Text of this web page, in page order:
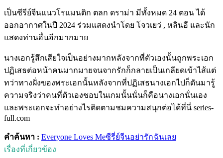
เป็นซีรีย์จีนแนวโรแมนติก ตลก ดราม่า มีทั้งหมด 24 ตอน ได้
ออกอากาศในปี 2024 ร่วมแสดงนำโดย โจวเยว่ , หลินอี และนัก
แสดงท่านอื่นอีกมากมาย
นางเอกรู้สึกเสียใจเป็นอย่างมากหลังจากที่ตัวเองนั้นถูกพระเอก
ปฏิเสธต่อหน้าคนมากมายจนจากรักก็กลายเป็นเกลียดเข้าไส้แต่
ทว่าทางฝั่งของพระเอกนั้นหลังจากที่ปฏิเสธนางเอกไปก็ดันมารู้
ความจริงว่าคนที่ตัวเองชอบในเกมนั้นนั่นก็คือนางเอกนั่นเอง
และพระเอกจะทำอย่างไรติดตามชมความสนุกต่อได้ที่นี่ series-
full.com
คำค้นหา : Everyone Loves Meซีรี่ย์จีนอย่ารักฉันเลย
เรื่องที่เกี่ยวข้อง